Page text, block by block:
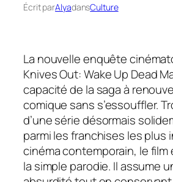
Écrit parAlyadansCulture
La nouvelle enquête
Knives Out: Wake Up Dead
capacité de la saga à
comique sans s’essouffler.
d’une série désormais
parmi les franchises les plus
cinéma contemporain, le film
la simple parodie. Il assume